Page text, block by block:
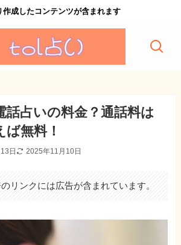
作成したコンテンツが含まれます
話占いの料金？通話料は
無料！
日 2025年11月10日
リンクには広告が含まれています。